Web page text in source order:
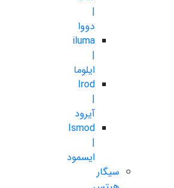
|
دووا
iluma
|
ایلوما
Irod
|
آیرود
Ismod
|
ایسمود
سیگار